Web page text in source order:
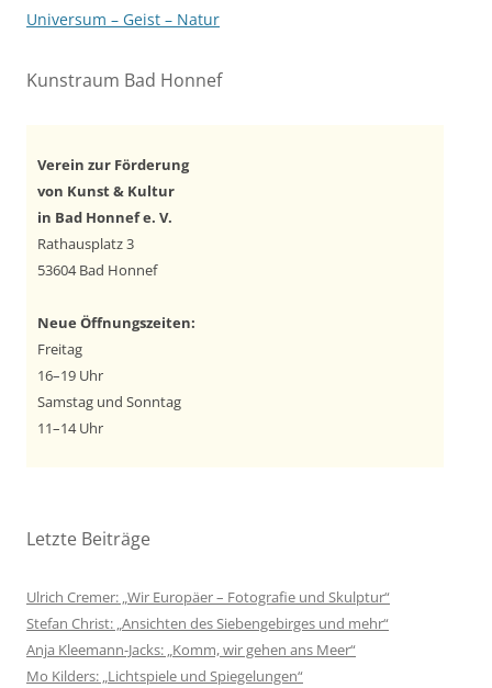
Universum – Geist – Natur
Kunstraum Bad Honnef
Verein zur Förderung
von Kunst & Kultur
in Bad Honnef e. V.
Rathausplatz 3
53604 Bad Honnef
Neue Öffnungszeiten:
Freitag
16–19 Uhr
Samstag und Sonntag
11–14 Uhr
Letzte Beiträge
Ulrich Cremer: „Wir Europäer – Fotografie und Skulptur“
Stefan Christ: „Ansichten des Siebengebirges und mehr“
Anja Kleemann-Jacks: „Komm, wir gehen ans Meer“
Mo Kilders: „Lichtspiele und Spiegelungen“